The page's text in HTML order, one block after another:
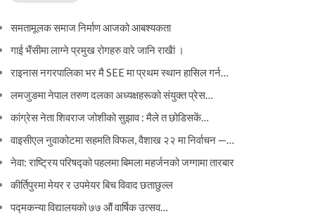
समतामूलक समाज निर्माण आजको आबश्यकता
गाई भैंसीमा लाग्ने प्रमुख रोगहरु वारे जानि राखैां ।
राइनास नगरपालिका भर मै SEE मा प्रथम स्थान हासिल गर्न…
लमजुङमा नेपाल तरुण दलका अध्यक्षहरूको संयुक्त प्रेस…
कांग्रेस नेता शिवराज जोशीको सुझाव : मैले त छोडिसकें…
वाइसीएल नुवाकोटमा सहमति विफल, वैशाख २२ मा निर्वाचन —…
नेवा: राष्ट्रिय परिषद्को पहलमा बिमला महर्जनको जग्गामा तारबार
कीर्तिपुरमा मेयर र उपमेयर बिच विवाद छताछुल्ल
पद्मकन्या विद्यालयको ७७ औं ‌‌वार्षिक ‌उत्सव…